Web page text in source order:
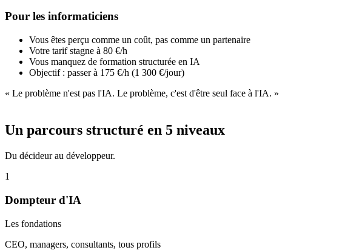
Pour les informaticiens
Vous êtes perçu comme un coût, pas comme un partenaire
Votre tarif stagne à 80 €/h
Vous manquez de formation structurée en IA
Objectif : passer à 175 €/h (1 300 €/jour)
« Le problème n'est pas l'IA. Le problème, c'est d'être seul face à l'IA. »
Un parcours structuré en 5 niveaux
Du décideur au développeur.
1
Dompteur d'IA
Les fondations
CEO, managers, consultants, tous profils